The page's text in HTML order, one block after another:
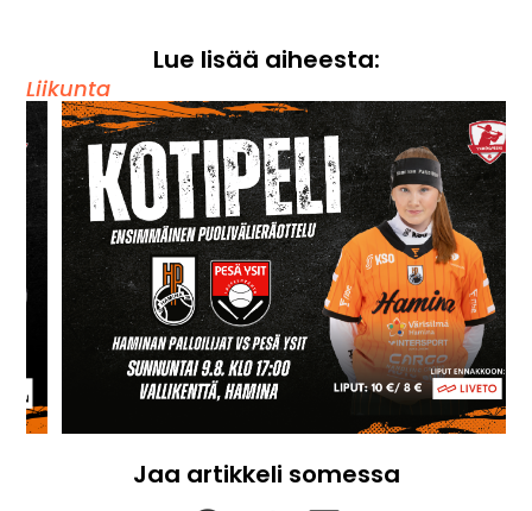
Lue lisää aiheesta:
Liikunta
Jaa artikkeli somessa